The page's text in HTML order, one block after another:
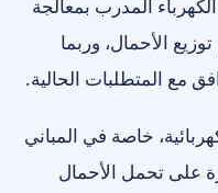
المدرب بمعالجة
الأحمال، وربما
مع المتطلبات الحالية.
خاصة في المباني
على تحمل الأحمال